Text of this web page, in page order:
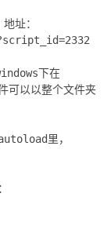
址：
下在
以以整个文件夹
里，